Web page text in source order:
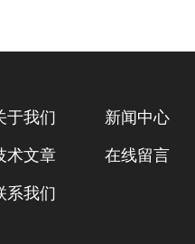
于我们 新闻中心
术文章 在线留言
系我们